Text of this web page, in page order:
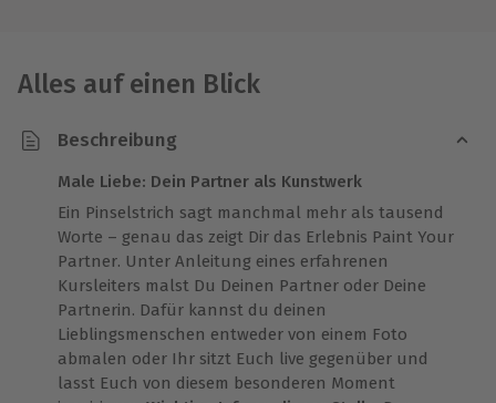
Alles auf einen Blick
Beschreibung
Male Liebe: Dein Partner als Kunstwerk
Ein Pinselstrich sagt manchmal mehr als tausend
Worte – genau das zeigt Dir das Erlebnis Paint Your
Partner. Unter Anleitung eines erfahrenen
Kursleiters malst Du Deinen Partner oder Deine
Partnerin. Dafür kannst du deinen
Lieblingsmenschen entweder von einem Foto
abmalen oder Ihr sitzt Euch live gegenüber und
lasst Euch von diesem besonderen Moment